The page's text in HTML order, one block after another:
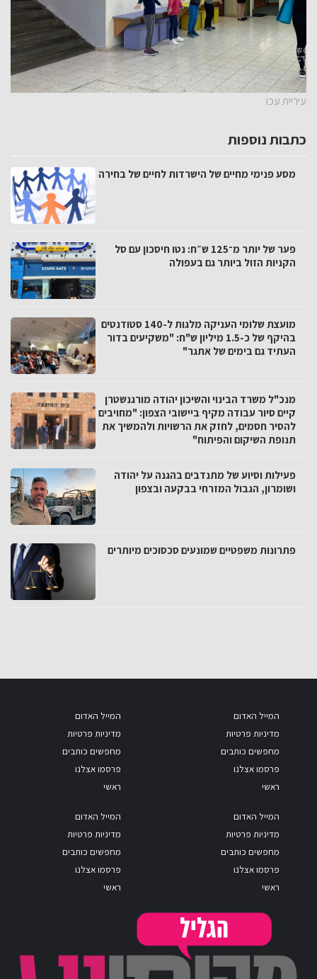
עיריית עכו
כתבות נוספות
מסע פנימי מחיים של הישרדות לחיים של בחירה
פער של יותר מ־125 ש״ח: נטו חיסכון עם סל
הקניות הזול ביותר גם בעפולה
מועצת שלומי העניקה מלגות ל-140 סטודנטים
בהיקף של כ-1.5 מיליון ש"ח: "משקיעים בדור
העתיד גם בימים של אתגר"
מנכ"ל משרד הבינוי והשיכון יהודה מורגנשטרן
קיים סיור עבודה מקיף ביישובי הצפון: "מחויבים
להסיר חסמים, לחזק את הרשויות ולהמשיך את
תנופת השיקום והפיתוח"
פעילות וסיוע של מתנדבים בהגנה על יהודה
ושומרון, הגבול המזרחי בבקעה ובצפון
פתרונות משפטיים שמונעים סכסוכים מיותרים
המייל האדום
מדיניות פרטיות
מחפשים כותבים
פרסמו אצלנו
ראשי
המייל האדום
מדיניות פרטיות
מחפשים כותבים
פרסמו אצלנו
ראשי
המייל האדום
מדיניות פרטיות
מחפשים כותבים
פרסמו אצלנו
ראשי
המייל האדום
מדיניות פרטיות
מחפשים כותבים
פרסמו אצלנו
ראשי